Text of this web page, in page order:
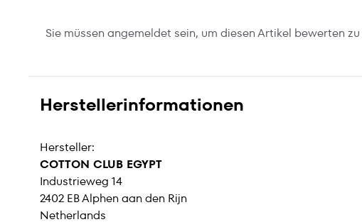
Sie müssen angemeldet sein, um diesen Artikel bewerten zu
Herstellerinformationen
Hersteller:
COTTON CLUB EGYPT
Industrieweg 14
2402 EB Alphen aan den Rijn
Netherlands